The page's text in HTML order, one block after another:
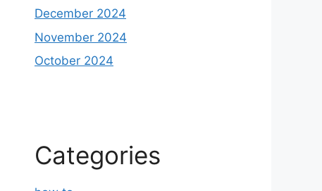
December 2024
November 2024
October 2024
Categories